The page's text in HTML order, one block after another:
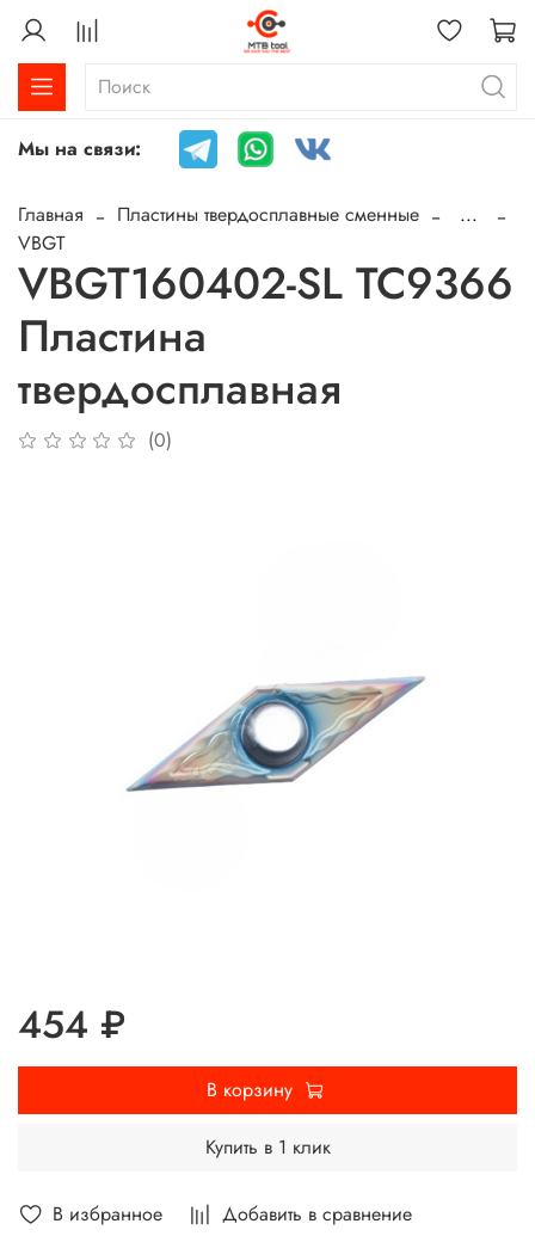
Мы на связи:
Главная Пластины твердосплавные сменные
...
VBGT
VBGT160402-SL TC9366
Пластина
твердосплавная
(0)
В избранное Добавить в сравнение
454 ₽
В корзину
Купить в 1 клик